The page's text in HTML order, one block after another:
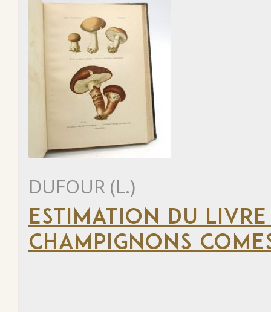
DUFOUR (L.)
ESTIMATION DU
CHAMPIGNONS